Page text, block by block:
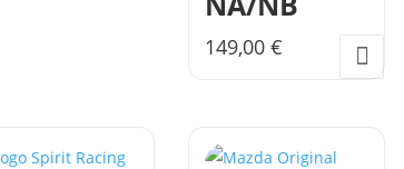
149,00€